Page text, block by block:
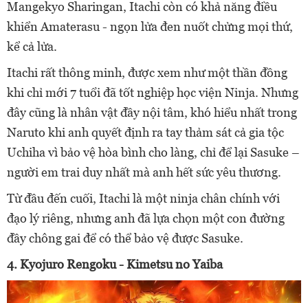
Mangekyo Sharingan, Itachi còn có khả năng điều
khiển Amaterasu - ngọn lửa đen nuốt chửng mọi thứ,
kể cả lửa.
Itachi rất thông minh, được xem như một thần đồng
khi chỉ mới 7 tuổi đã tốt nghiệp học viện Ninja. Nhưng
đây cũng là nhân vật đầy nội tâm, khó hiểu nhất trong
Naruto khi anh quyết định ra tay thảm sát cả gia tộc
Uchiha vì bảo vệ hòa bình cho làng, chỉ để lại Sasuke –
người em trai duy nhất mà anh hết sức yêu thương.
Từ đầu đến cuối, Itachi là một ninja chân chính với
đạo lý riêng, nhưng anh đã lựa chọn một con đường
đầy chông gai để có thể bảo vệ được Sasuke.
4. Kyojuro Rengoku - Kimetsu no Yaiba